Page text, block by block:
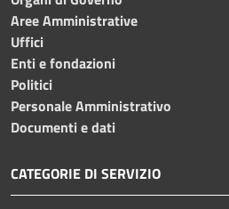
Aree Amministrative
Uffici
Enti e fondazioni
Politici
Personale Amministrativo
Documenti e dati
CATEGORIE DI SERVIZIO